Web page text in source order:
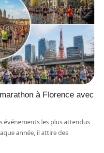
à Florence avec
événements les plus attendus
année, il attire des